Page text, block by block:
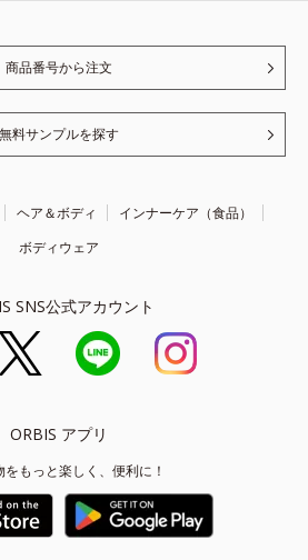
商品番号から注文
無料サンプルを探す
ヘア＆ボディ
インナーケア（食品）
ボディウェア
SNS公式アカウント
ORBIS アプリ
をもっと楽しく、便利に！